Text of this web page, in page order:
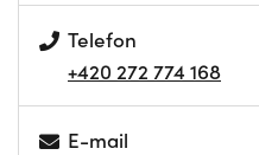
Telefon
+420 272 774 168
E-mail